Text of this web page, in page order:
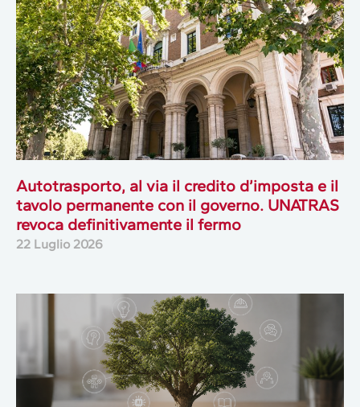
Autotrasporto, al via il credito d’imposta e il
tavolo permanente con il governo. UNATRAS
revoca definitivamente il fermo
22 Luglio 2026